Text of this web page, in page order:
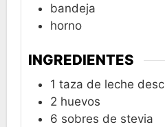
bandeja
horno
INGREDIENTES
1 taza de leche
2 huevos
6 sobres de stevia